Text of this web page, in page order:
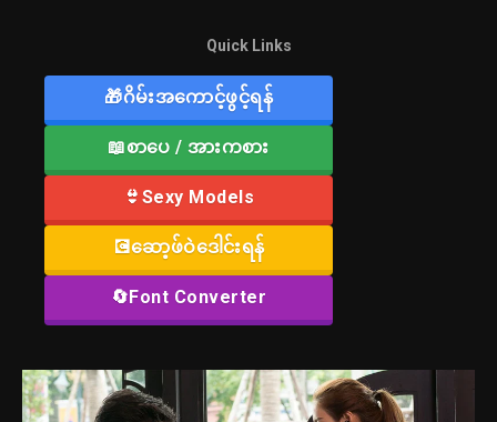
Quick Links
🎁ဂိမ်းအကောင့်ဖွင့်ရန်
📖စာပေ / အားကစား
👙Sexy Models
💽ဆော့ဖ်ဝဲဒေါင်းရန်
🔄Font Converter